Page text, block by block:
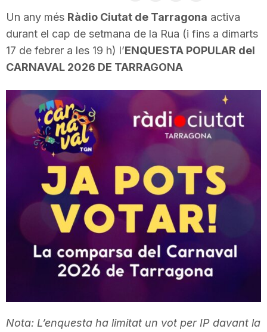
u
t
e
a
Un any més Ràdio Ciutat de Tarragona activa
durant el cap de setmana de la Rua (i fins a dimarts
17 de febrer a les 19 h) l’ENQUESTA POPULAR del
CARNAVAL 2026 DE TARRAGONA
Nota: L’enquesta ha limitat un vot per IP davant la